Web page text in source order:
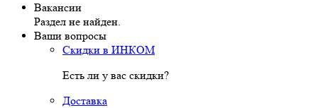
Вакансии
Раздел не найден.
Ваши вопросы
Скидки в ИНКОМ
Есть ли у вас скидки?
Доставка